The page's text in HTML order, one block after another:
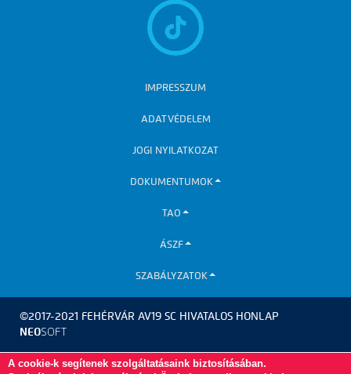
A cookie-k segítenek szolgáltatásaink biztosításában.
IMPRESSZUM
ADATVÉDELEM
JOGI NYILATKOZAT
DOKUMENTUMOK
TAO
ÁSZF
SZABÁLYZATOK
©2017-2021 FEHÉRVÁR AV19 SC HIVATALOS HONLAP
NEOSOFT